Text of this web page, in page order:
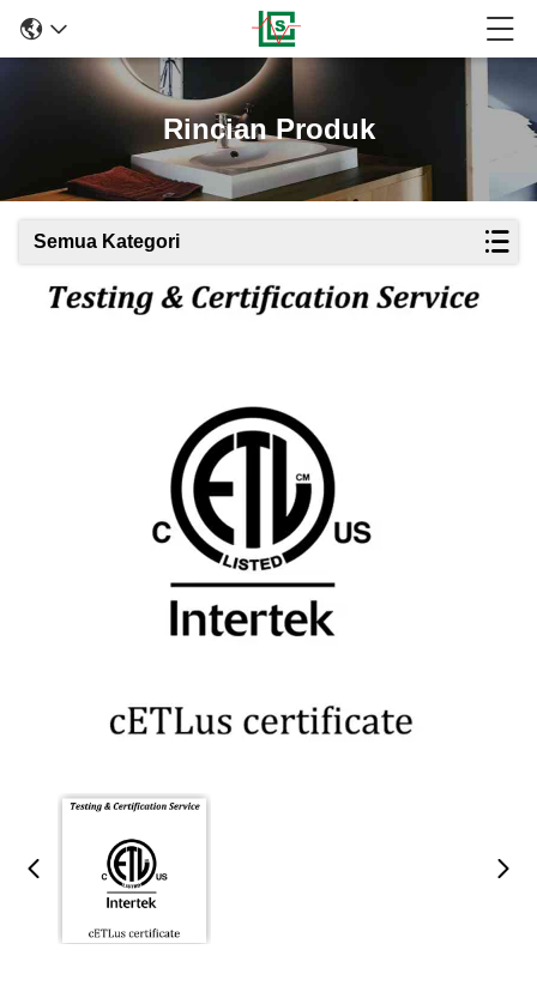
Rincian Produk
Semua Kategori